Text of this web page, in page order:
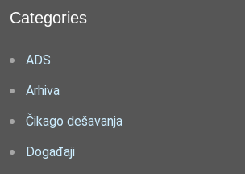
Categories
ADS
Arhiva
Čikago dešavanja
Događaji